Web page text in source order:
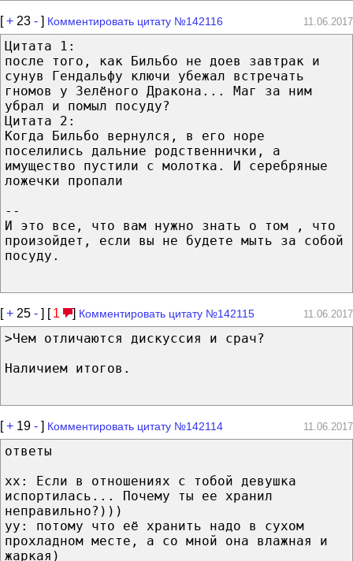
[+ 23 - ] Комментировать цитату №142116 11.06.2017
Цитата 1:
после того, как Бильбо не доев завтрак и
сунув Гендальфу ключи убежал встречать
гномов у Зелёного Дракона... Маг за ним
убрал и помыл посуду?
Цитата 2:
Когда Бильбо вернулся, в его норе
поселились дальние родственнички, а
имущество пустили с молотка. И серебряные
ложечки пропали
--
И это все, что вам нужно знать о том , что
произойдет, если вы не будете мыть за собой
посуду.
[+ 25 - ] [ 1 ] Комментировать цитату №142115 11.06.2017
>Чем отличаются дискуссия и срач?
Наличием итогов.
[+ 19 - ] Комментировать цитату №142114 11.06.2017
ответы
хх: Если в отношениях с тобой девушка
испортилась... Почему ты ее хранил
неправильно?)))
уу: потому что её хранить надо в сухом
прохладном месте, а со мной она влажная и
жаркая)